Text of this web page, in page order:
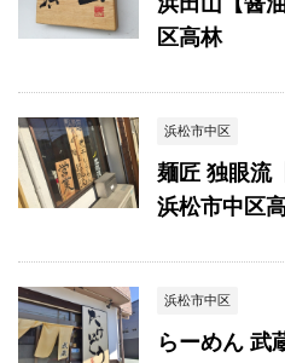
区高林
浜松市中区
麺匠 独眼流
浜松市中区
浜松市中区
らーめん 武